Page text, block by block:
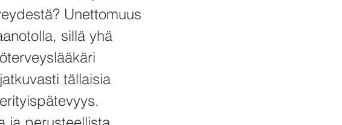
Unettomuus
sillä yhä
tällaisia